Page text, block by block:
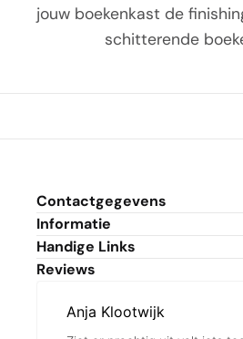
jouw boekenkast de
schitterende
Contactgegevens
Informatie
Algemene Voorwaarden
Privacybeleid
Duurzaamheidsbeleid
Over Reviews
Handige Links
Mijn Account
Veelgestelde Vragen
Retour/Annulering aanvragen
Reviews